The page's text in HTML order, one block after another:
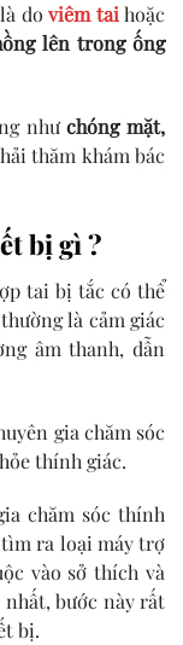
doviêm taihoặc
lên trong ống
nhưchóng mặt,
thăm khám bác
bị gì ?
tai bị tắc có thể
là cảm giác
âm thanh, dẫn
gia chăm sóc
thính giác.
chăm sóc thính
ra loại máy trợ
vào sở thích và
bước này rất
bị.